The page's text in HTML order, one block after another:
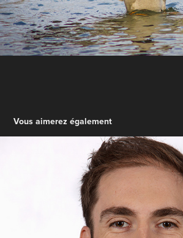
Vous aimerez également